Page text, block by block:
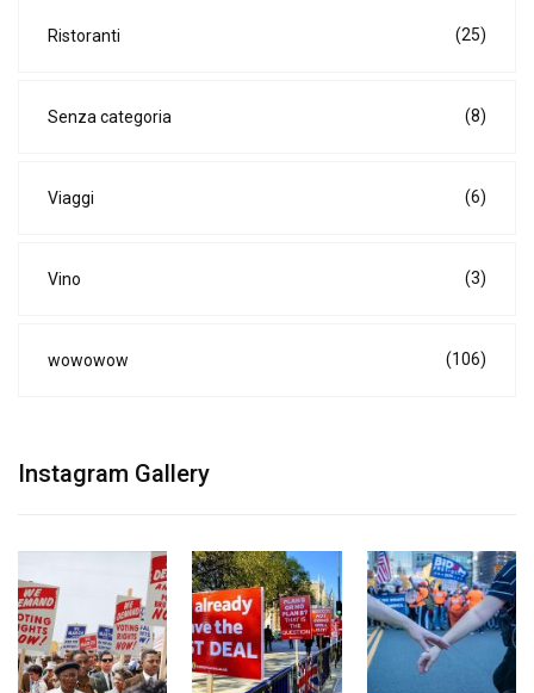
Ristoranti (25)
Senza categoria (8)
Viaggi (6)
Vino (3)
wowowow (106)
Instagram Gallery